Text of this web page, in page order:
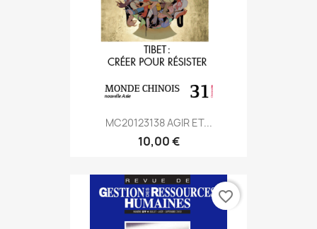
MC20123138 AGIR ET...
10,00 €
favorite_border